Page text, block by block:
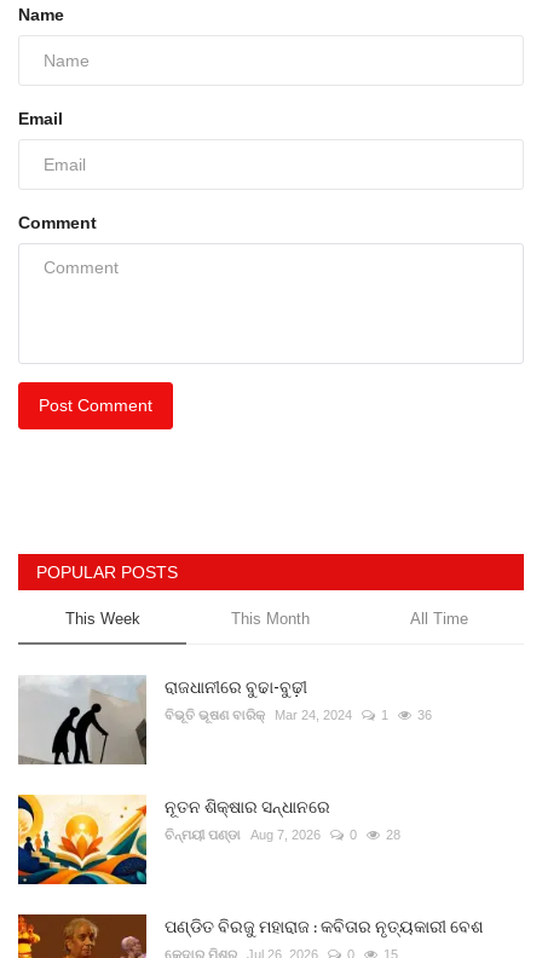
Name
Email
Comment
Post Comment
POPULAR POSTS
This Week This Month All Time
ରାଜଧାନୀରେ ବୁଢା-ବୁଢ଼ୀ
ବିଭୂତି ଭୂଷଣ ବାରିକ୍ Mar 24, 2024 1 36
ନୂତନ ଶିକ୍ଷାର ସନ୍ଧାନରେ
ଚିନ୍ମୟୀ ପଣ୍ଡା Aug 7, 2026 0 28
ପଣ୍ଡିତ ବିରଜୁ ମହାରାଜ : କବିତାର ନୃତ୍ୟକାରୀ ବେଶ
କେଦାର ମିଶ୍ର Jul 26, 2026 0 15